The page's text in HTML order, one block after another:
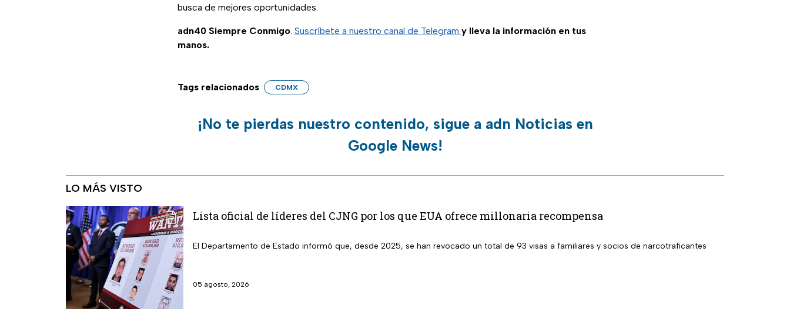
busca de mejores oportunidades.
adn40 Siempre Conmigo. Suscríbete a nuestro canal de Telegram y lleva la información en tus
manos.
Tags relacionados CDMX
¡No te pierdas nuestro contenido, sigue a adn Noticias en
Google News!
LO MÁS VISTO
Lista oficial de líderes del CJNG por los que EUA ofrece millonaria recompensa
El Departamento de Estado informó que, desde 2025, se han revocado un total de 93 visas a familiares y socios de narcotraficantes
05 agosto, 2026